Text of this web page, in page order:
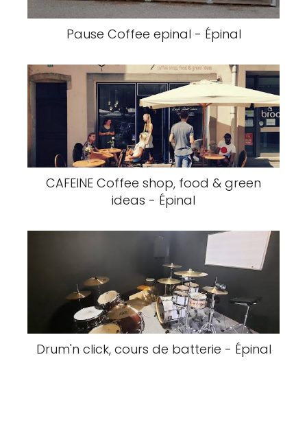
Pause Coffee epinal - Épinal
CAFEINE Coffee shop, food & green
ideas - Épinal
Drum'n click, cours de batterie - Épinal